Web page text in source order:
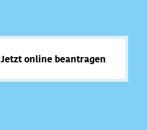
Jetzt online beantragen